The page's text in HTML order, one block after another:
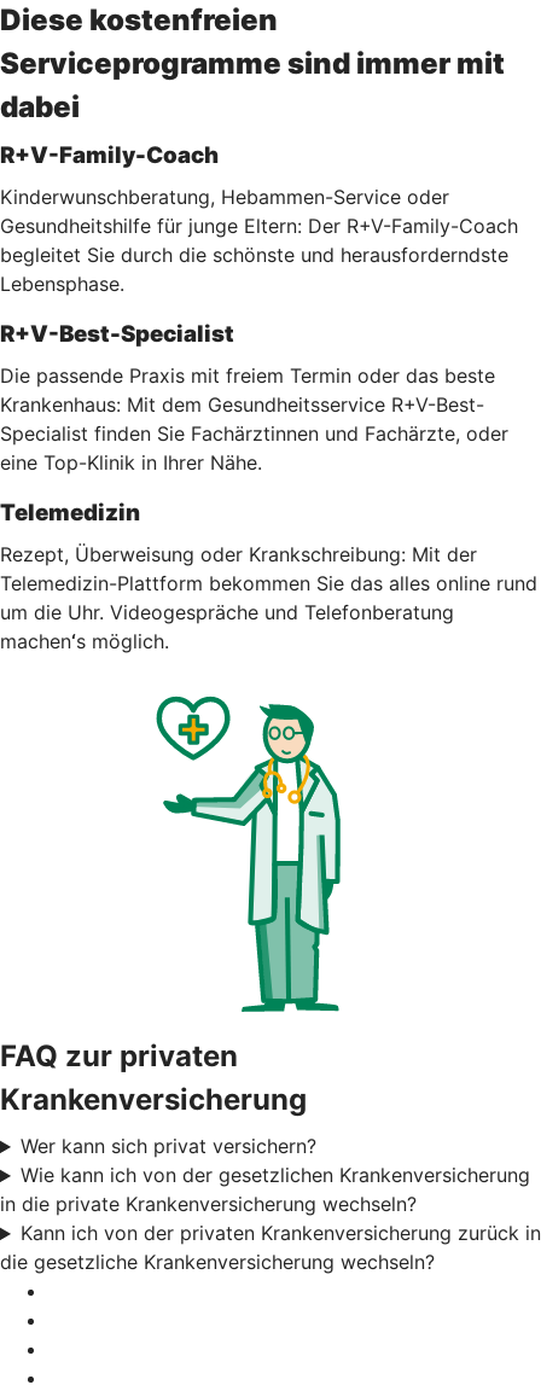
Diese kostenfreien
Serviceprogramme sind immer mit
dabei
R+V-Family-Coach
Kinderwunschberatung, Hebammen-Service oder
Gesundheitshilfe für junge Eltern: Der R+V-Family-Coach
begleitet Sie durch die schönste und herausforderndste
Lebensphase.
R+V-Best-Specialist
Die passende Praxis mit freiem Termin oder das beste
Krankenhaus: Mit dem Gesundheitsservice R+V-Best-
Specialist finden Sie Fachärztinnen und Fachärzte, oder
eine Top-Klinik in Ihrer Nähe.
Telemedizin
Rezept, Überweisung oder Krankschreibung: Mit der
Telemedizin-Plattform bekommen Sie das alles online rund
um die Uhr. Videogespräche und Telefonberatung
machen‘s möglich.
FAQ zur privaten
Krankenversicherung
Wer kann sich privat versichern?
Wie kann ich von der gesetzlichen Krankenversicherung
in die private Krankenversicherung wechseln?
Kann ich von der privaten Krankenversicherung zurück in
die gesetzliche Krankenversicherung wechseln?